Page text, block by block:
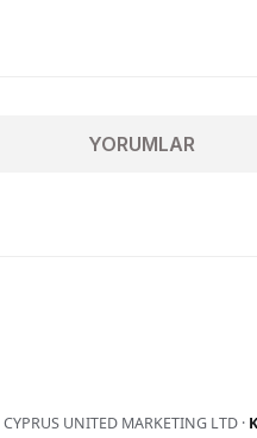
YORUMLAR
CYPRUS UNITED MARKETING LTD ·